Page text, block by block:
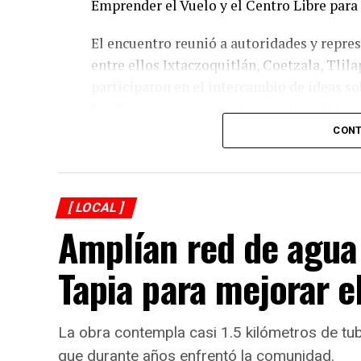
Emprender el Vuelo y el Centro Libre
El encuentro reunió a autoridades y
entre ellos Ixtaczoquitlán, Coetzala,
locales incorporen una perspectiva de
Durante la presentación se destacó que
reconocimiento formal de derechos y
construcción de sus comunidades.
La obra plantea una reflexión sobre el
en la transformación de las estructuras
innovación como una herramienta para
social.
Al evento acudieron el alcalde de
[ LOCAL ]
Amplían red de
Tapia para mejorar
La obra contempla casi 1.5 kilómetros de
que durante años enfrentó la comunidad.